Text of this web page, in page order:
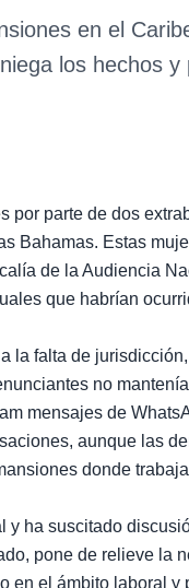
en el
los hechos y
por parte de dos
Bahamas. Estas
de la Audiencia
que habrían
la falta de
no
mensajes de
aunque las
donde
y ha suscitado
pone de relieve la
en el ámbito laboral y